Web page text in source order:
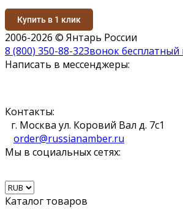
Купить в 1 клик
2006-2026 © Янтарь России
8 (800) 350-88-32Звонок
Написать в мессенджеры:
Контакты:
г. Москва ул. Коровий Вал д. 7с1
order@russianamber.ru
Мы в социальных сетях:
Каталог товаров